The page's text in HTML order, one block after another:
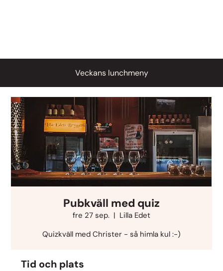
Veckans lunchmeny
Pubkväll med quiz
fre 27 sep.
  |
Lilla Edet
Quizkväll med Christer - så himla kul :-)
Tid och plats